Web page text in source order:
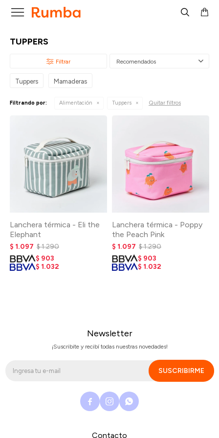

TUPPERS
Recomendados
Tuppers Mamaderas
Filtrando por: Alimentación Tuppers Quitar filtros
Lanchera térmica - Eli the
Elephant
$ 1.097 $1.290
$ 903
$ 1.032
Lanchera térmica - Poppy
the Peach Pink
$ 1.097 $1.290
$ 903
$ 1.032
Contacto
Newsletter
¡Suscribite y recibí todas nuestras novedades!
SUSCRIBIRME
  